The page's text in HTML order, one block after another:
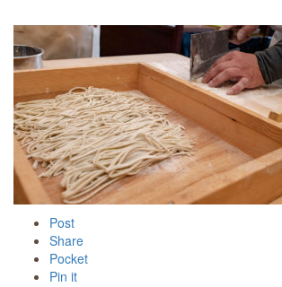
Post
Share
Pocket
Pin it